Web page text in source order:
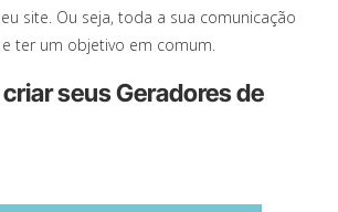
site. Ou seja, toda a sua comunicação
ter um objetivo em comum.
seus Geradores de